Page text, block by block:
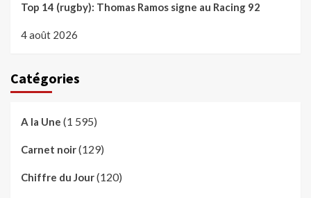
Top 14 (rugby): Thomas Ramos signe au Racing 92
4 août 2026
Catégories
A la Une (1 595)
Carnet noir(129)
Chiffre du Jour(120)